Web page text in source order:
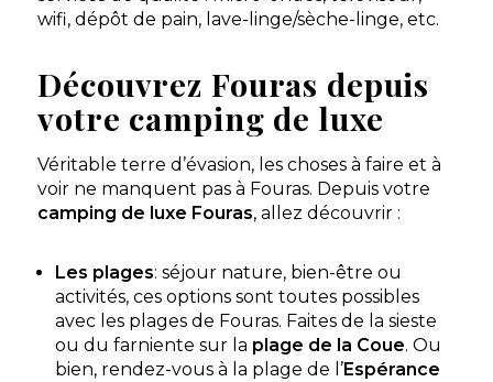
wifi, dépôt de pain, lave-linge/sèche-linge, etc.
Découvrez Fouras depuis
votre camping de luxe
Véritable terre d’évasion, les choses à faire et à
voir ne manquent pas à Fouras. Depuis votre
camping de luxe Fouras, allez découvrir :
Les plages: séjour nature, bien-être ou
activités, ces options sont toutes possibles
avec les plages de Fouras. Faites de la sieste
ou du farniente sur la plage de la Coue. Ou
bien, rendez-vous à la plage de l’Espérance